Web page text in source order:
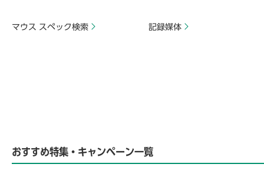
マウス スペック検索 記録媒体
おすすめ特集・キャンペーン一覧